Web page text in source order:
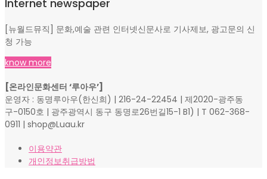
Internet newspaper
[뉴월드뮤직] 문화,예술 관련 인터넷신문사로 기사제보, 광고문의 신
청 가능
know more
[온라인문화센터 ‘루아우’]
운영자 : 동명루아우(한신희) | 216-24-22454 | 제2020-광주동
구-0150호 | 광주광역시 동구 동명로26번길15-1 B1) | T 062-368-
0911 | shop@Luau.kr
이용약관
개인정보취급방법